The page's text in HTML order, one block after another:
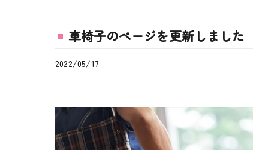
車椅子のページを更新しました
2022/05/17